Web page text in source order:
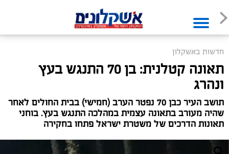
חדשות באשקלון
תאונה קטלנית: בן 70 התנגש בעץ
ונהרג
תושב העיר כבן 70 נפטר הערב (חמישי) בבית החולים לאחר
שהיה מעורב בתאונה עצמית במהלכה התנגש בעץ. בוחני
תאונות הדרכים של משטרת ישראל פתחו בחקירה